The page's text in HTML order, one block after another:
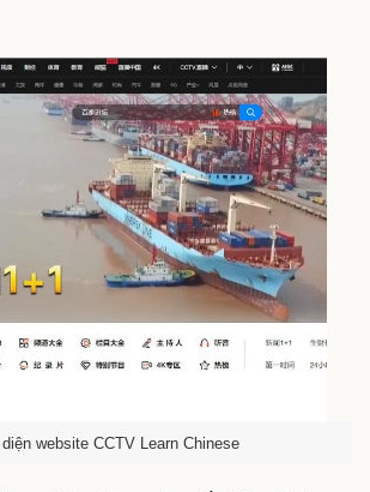
website CCTV Learn Chinese